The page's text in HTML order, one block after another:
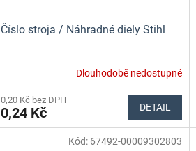
Číslo stroja / Náhradné diely Stihl
Dlouhodobě nedostupné
0,20 Kč bez DPH
0,24 Kč DETAIL
Kód: 67492-00009302803